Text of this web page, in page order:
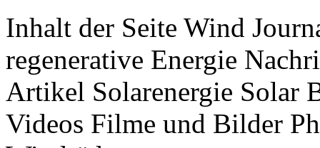
Inhalt der Seite Wind
regenerative Energie
Artikel Solarenergie Solar
Videos Filme und Bilder